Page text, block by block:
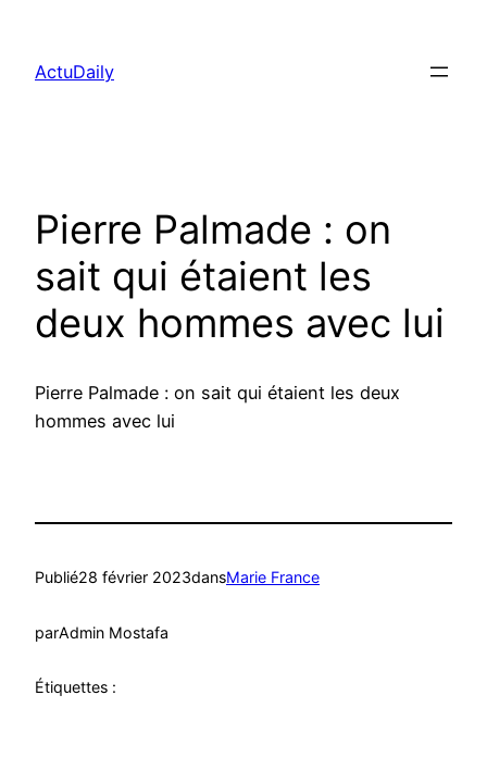
contenu
ActuDaily
Pierre Palmade : on
sait qui étaient les
deux hommes avec lui
Pierre Palmade : on sait qui étaient les deux
hommes avec lui
Publié28 février 2023dansMarie France
parAdmin Mostafa
Étiquettes :